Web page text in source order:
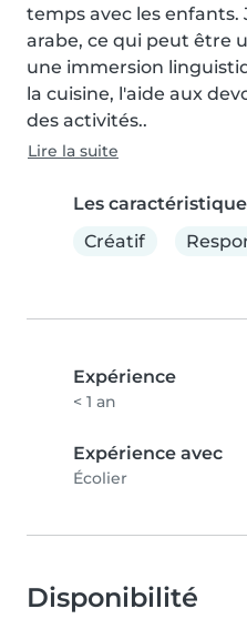
temps avec les enfants.
arabe, ce qui peut être
une immersion
la cuisine, l'aide aux
des activités..
Lire la suite
Les
Créatif
Expérience
< 1 an
Expérience avec
Écolier
Disponibilité